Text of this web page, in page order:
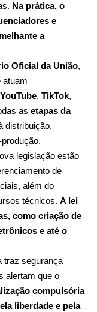
Na prática, o
e
a
Oficial da União,
atuam
YouTube, TikTok,
as etapas da
distribuição,
legislação estão
de
além do
técnicos. A lei
como criação de
e até o
traz segurança
alertam que o
compulsória
liberdade e pela